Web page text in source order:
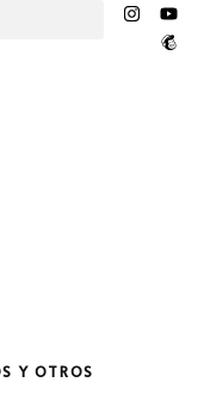
Y OTROS